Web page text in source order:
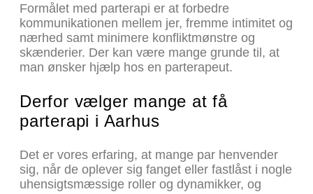
Formålet med parterapi er at forbedre
kommunikationen mellem jer, fremme intimitet og
nærhed samt minimere konfliktmønstre og
skænderier. Der kan være mange grunde til, at
man ønsker hjælp hos en parterapeut.
Derfor vælger mange at få
parterapi i Aarhus
Det er vores erfaring, at mange par henvender
sig, når de oplever sig fanget eller fastlåst i nogle
uhensigtsmæssige roller og dynamikker, og